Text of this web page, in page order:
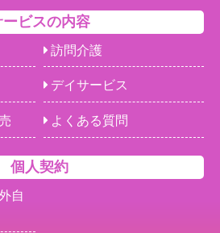
ービスの内容
訪問介護
デイサービス
よくある質問
個人契約
自